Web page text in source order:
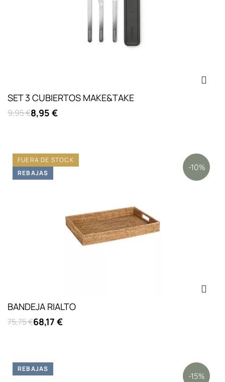
SET 3 CUBIERTOS MAKE&TAKE
9,95 €8,95 €
BANDEJA RIALTO
75,75 €68,17 €
-10%
FUERA DE STOCK
REBAJAS
-15%
REBAJAS